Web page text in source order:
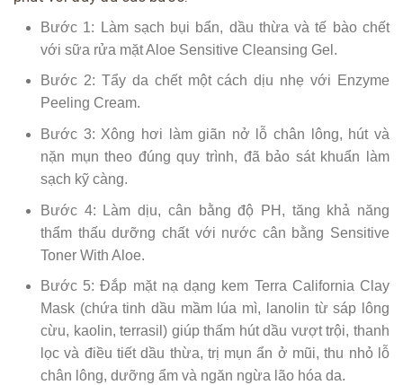
Bước 1: Làm sạch bụi bẩn, dầu thừa và tế bào chết
với sữa rửa mặt Aloe Sensitive Cleansing Gel.
Bước 2: Tẩy da chết một cách dịu nhẹ với Enzyme
Peeling Cream.
Bước 3: Xông hơi làm giãn nở lỗ chân lông, hút và
nặn mụn theo đúng quy trình, đã bảo sát khuẩn làm
sạch kỹ càng.
Bước 4: Làm dịu, cân bằng độ PH, tăng khả năng
thẩm thấu dưỡng chất với nước cân bằng Sensitive
Toner With Aloe.
Bước 5: Đắp mặt nạ dạng kem Terra California Clay
Mask (chứa tinh dầu mầm lúa mì, lanolin từ sáp lông
cừu, kaolin, terrasil) giúp thấm hút dầu vượt trội, thanh
lọc và điều tiết dầu thừa, trị mụn ẩn ở mũi, thu nhỏ lỗ
chân lông, dưỡng ẩm và ngăn ngừa lão hóa da.